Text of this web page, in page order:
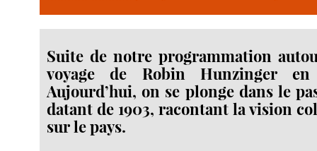
Suite de notre programmation
voyage de Robin Hunzinger en
Aujourd’hui, on se plonge dans le
datant de 1903, racontant la vision
sur le pays.